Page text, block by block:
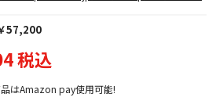
57,200
税込
はAmazon pay使用可能!